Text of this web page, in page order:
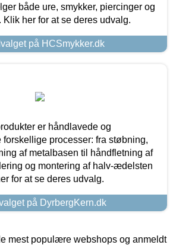
både ure, smykker, piercinger og
her for at se deres udvalg.
på HCSmykker.dk
er håndlavede og
forskellige processer: fra støbning,
af metalbasen til håndfletning af
og montering af halv-ædelsten
for at se deres udvalg.
på DyrbergKern.dk
mest populære webshops og anmeldt